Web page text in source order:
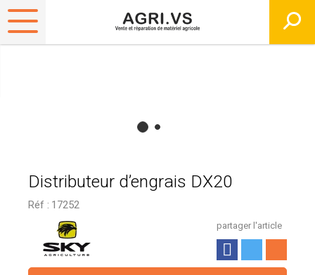
Distributeur d’engrais DX20
Réf : 17252
partager l'article